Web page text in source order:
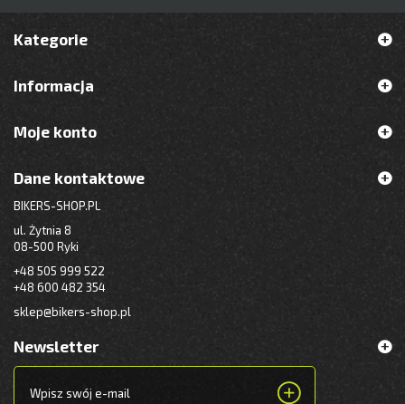
Kategorie
Informacja
Moje konto
Dane kontaktowe
BIKERS-SHOP.PL
ul. Żytnia 8
08-500 Ryki
+48 505 999 522
+48 600 482 354
sklep@bikers-shop.pl
Newsletter